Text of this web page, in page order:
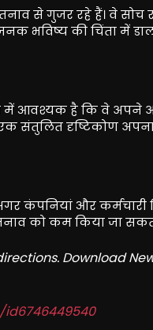
से गुजर रहे हैं। वे
भविष्य की चिंता में डाल
आवश्यक है कि वे अपने
संतुलित दृष्टिकोण
अगर कंपनियां और
को कम किया जा
Download